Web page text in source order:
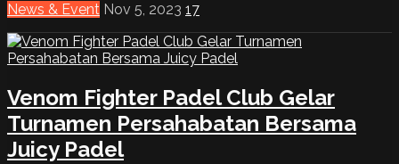
News & Event Nov 5, 2023 17
Venom Fighter Padel Club Gelar
Turnamen Persahabatan Bersama
Juicy Padel